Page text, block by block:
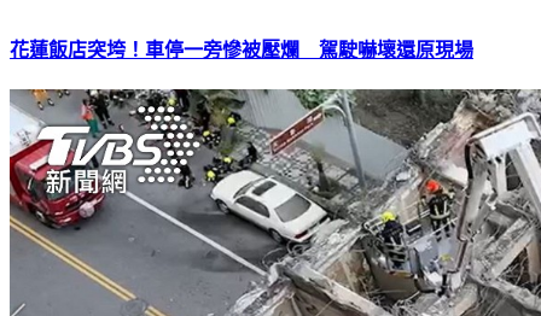
花蓮飯店突垮！車停一旁慘被壓爛 駕駛嚇壞還原現場